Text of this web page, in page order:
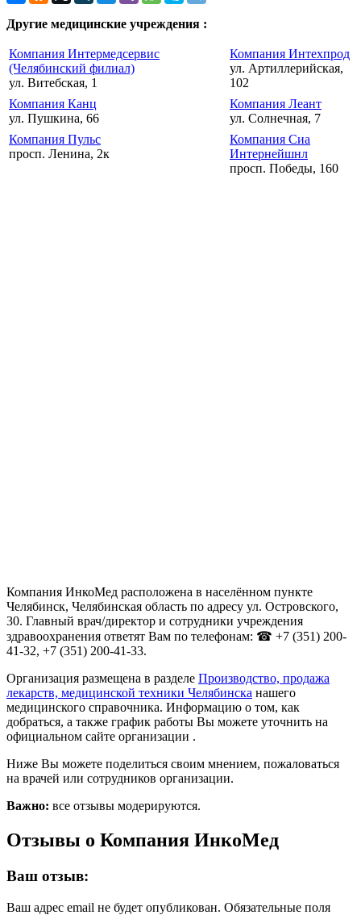
Другие медицинские учреждения :
Компания Интермедсервис
(Челябинский филиал)
ул. Витебская, 1
Компания Интехпрод
ул. Артиллерийская,
102
Компания Канц
ул. Пушкина, 66
Компания Леант
ул. Солнечная, 7
Компания Пульс
просп. Ленина, 2к
Компания Сиа
Интернейшнл
просп. Победы, 160
Компания ИнкоМед расположена в населённом пункте
Челябинск, Челябинская область по адресу ул. Островского,
30. Главный врач/директор и сотрудники учреждения
здравоохранения ответят Вам по телефонам: ☎ +7 (351) 200-
41-32, +7 (351) 200-41-33.
Организация размещена в разделе Производство, продажа
лекарств, медицинской техники Челябинска нашего
медицинского справочника. Информацию о том, как
добраться, а также график работы Вы можете уточнить на
официальном сайте организации .
Ниже Вы можете поделиться своим мнением, пожаловаться
на врачей или сотрудников организации.
Важно: все отзывы модерируются.
Отзывы о Компания ИнкоМед
Ваш отзыв:
Ваш адрес email не будет опубликован. Обязательные поля